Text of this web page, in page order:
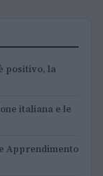
positivo, la
italiana e le
Apprendimento